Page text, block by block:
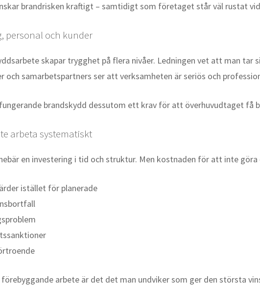
brandrisken kraftigt – samtidigt som företaget står väl rustat
personal och kunder
skapar trygghet på flera nivåer. Ledningen vet att man tar
och samarbetspartners ser att verksamheten är seriös och
brandskydd dessutom ett krav för att överhuvudtaget få
arbeta systematiskt
en investering i tid och struktur. Men kostnaden för att inte
istället för planerade
arbete är det det man undviker som ger den största